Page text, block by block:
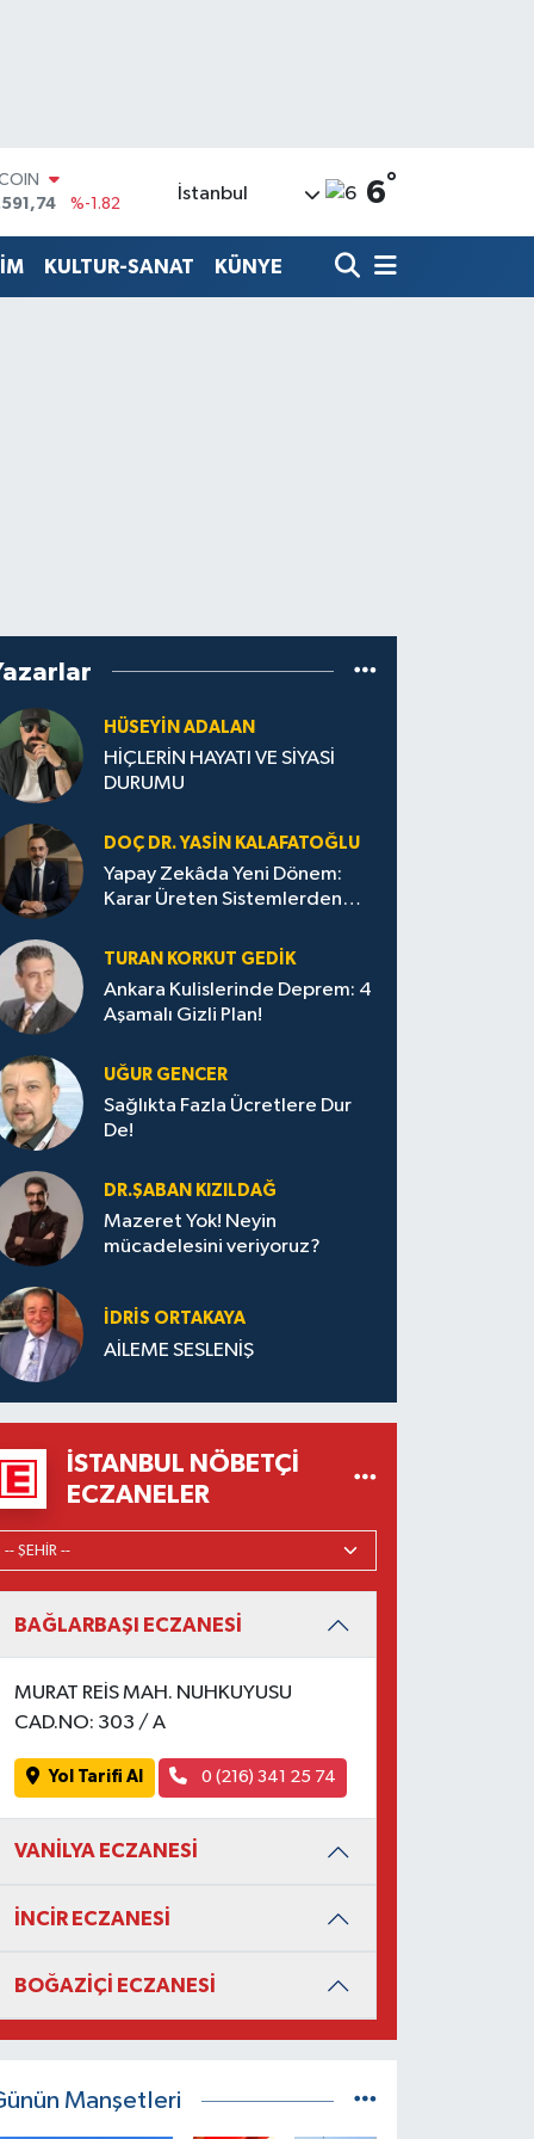
%-1.82
%0.19
İstanbul 6°
KULTUR-SANAT KÜNYE
HÜSEYIN ADALAN
HİÇLERİN HAYATI VE SİYASİ
DURUMU
DOÇ DR. YASIN KALAFATOĞLU
Yapay Zekâda Yeni Dönem:
Karar Üreten Sistemlerden
TURAN KORKUT GEDIK
Ankara Kulislerinde Deprem: 4
Aşamalı Gizli Plan!
UĞUR GENCER
Sağlıkta Fazla Ücretlere Dur
De!
DR.ŞABAN KIZILDAĞ
Mazeret Yok! Neyin
mücadelesini veriyoruz?
İDRIS ORTAKAYA
AİLEME SESLENİŞ
İSTANBUL NÖBETÇI
ECZANELER
BAĞLARBAŞI ECZANESİ
MURAT REİS MAH. NUHKUYUSU
CAD.NO: 303 / A
Yol Tarifi Al 0 (216) 341 25 74
VANİLYA ECZANESİ
İNCİR ECZANESİ
BOĞAZİÇİ ECZANESİ
Manşetleri